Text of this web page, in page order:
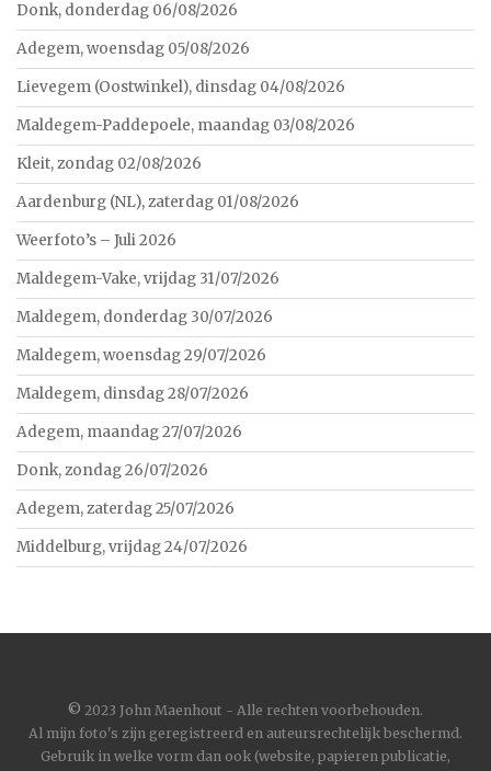
Donk, donderdag 06/08/2026
Adegem, woensdag 05/08/2026
Lievegem (Oostwinkel), dinsdag 04/08/2026
Maldegem-Paddepoele, maandag 03/08/2026
Kleit, zondag 02/08/2026
Aardenburg (NL), zaterdag 01/08/2026
Weerfoto’s – Juli 2026
Maldegem-Vake, vrijdag 31/07/2026
Maldegem, donderdag 30/07/2026
Maldegem, woensdag 29/07/2026
Maldegem, dinsdag 28/07/2026
Adegem, maandag 27/07/2026
Donk, zondag 26/07/2026
Adegem, zaterdag 25/07/2026
Middelburg, vrijdag 24/07/2026
© 2023 John Maenhout - Alle rechten voorbehouden.
Al mijn foto's zijn geregistreerd en auteursrechtelijk beschermd.
Gebruik in welke vorm dan ook (website, papieren publicatie,